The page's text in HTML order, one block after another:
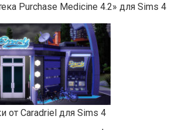
Purchase Medicine 4.2» для Sims 4
от Caradriel для Sims 4